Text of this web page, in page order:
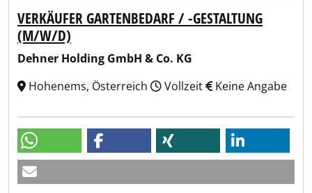
VERKÄUFER GARTENBEDARF / -GESTALTUNG
(M/W/D)
Dehner Holding GmbH & Co. KG
Hohenems, Österreich
Vollzeit Keine Angabe